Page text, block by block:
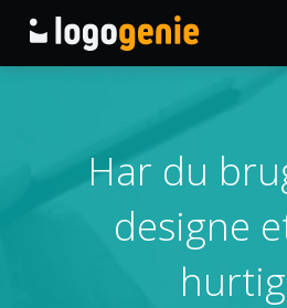
AI logogenerator
Logoidéer
Trykte produkter
Har du
designe